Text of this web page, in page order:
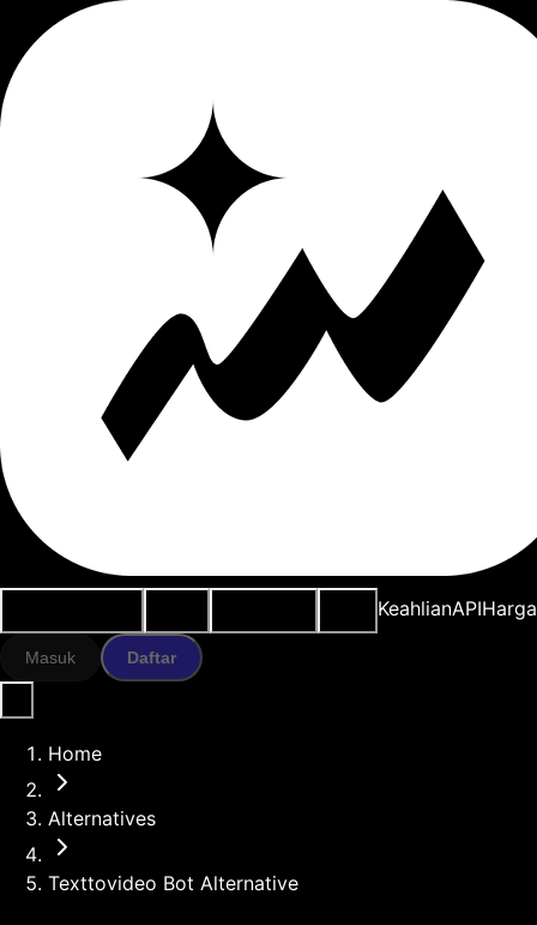
KeahlianAPIHarga
Masuk Daftar
Home
Alternatives
Texttovideo Bot Alternative